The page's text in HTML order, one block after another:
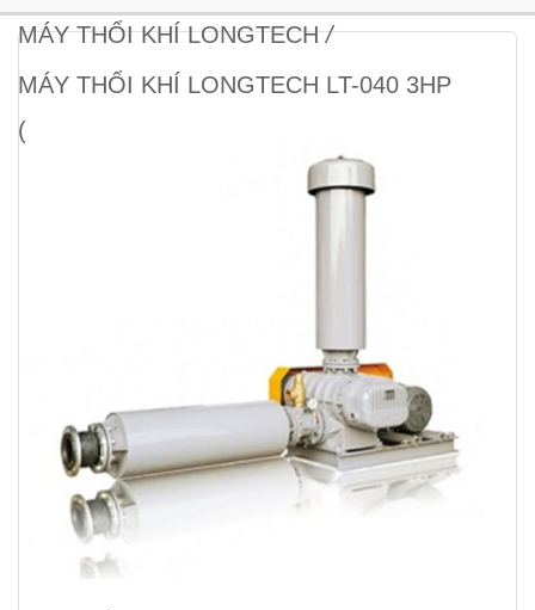
MÁY THỔI KHÍ LONGTECH /
MÁY THỔI KHÍ LONGTECH LT-040 3HP
(BAO GỒM MOTOR)